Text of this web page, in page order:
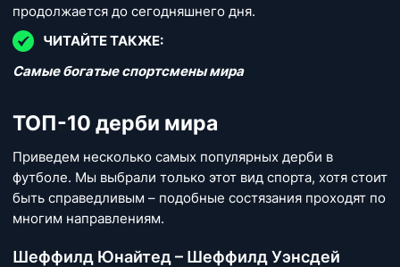
продолжается до сегодняшнего дня.
ЧИТАЙТЕ ТАКЖЕ:
Самые богатые спортсмены мира
ТОП-10 дерби мира
Приведем несколько самых популярных дерби в
футболе. Мы выбрали только этот вид спорта, хотя стоит
быть справедливым – подобные состязания проходят по
многим направлениям.
Шеффилд Юнайтед – Шеффилд Уэнсдей